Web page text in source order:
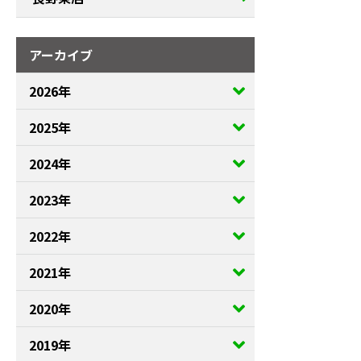
アーカイブ
2026年
2025年
2024年
2023年
2022年
2021年
2020年
2019年